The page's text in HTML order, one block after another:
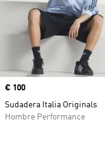
Precio
€ 100
Sudadera Italia Originals
Hombre Performance